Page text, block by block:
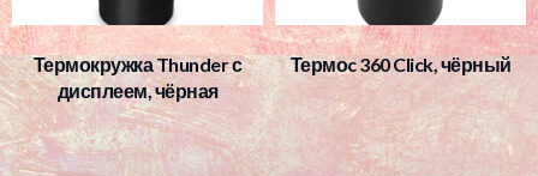
Термокружка Thunder с
дисплеем, чёрная
Термоc 360 Click, чёрный